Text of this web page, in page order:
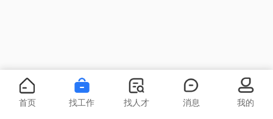
首页 找工作 找人才 消息 我的